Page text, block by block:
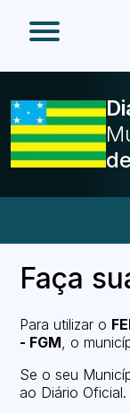
Benefícios
Legislação
O Que Pode Ser
Faça sua Adesão
Faça
Para utilizar o
- FGM , o
Se o seu
ao Diário Oficial.